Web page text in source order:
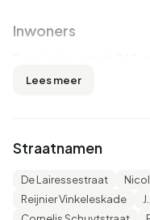
Inwoners
51,6% vrouw. De
ongehuwd, 41,2% is
is verweduwd. 450
komen uit Europa en
Lees meer
Straatnamen
De Lairessestraat
Reijnier Vinkeleskade